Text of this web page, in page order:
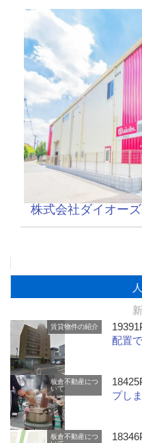
株式会社ダイオー
賃貸物件の紹介
配置
板倉不動産につ
いて
プし
板倉不動産につ